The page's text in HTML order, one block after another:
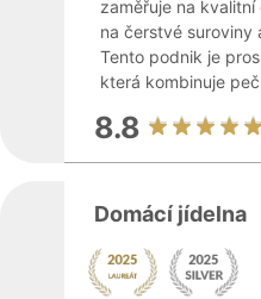
zaměřuje na
na čerstvé suroviny
Tento podnik je
která kombinuje
8.8
Domácí jídelna